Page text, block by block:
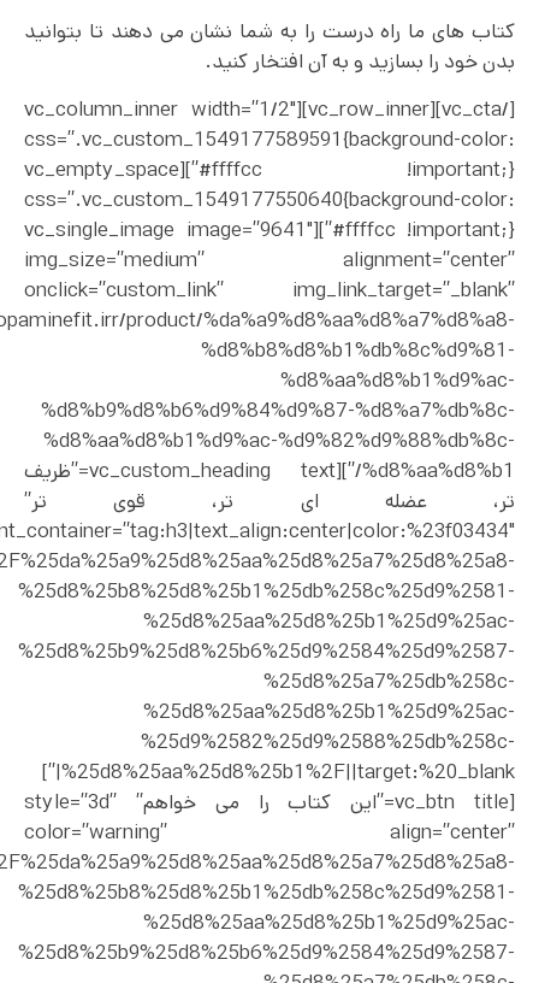
کتاب های ما راه درست را به شما نشان می دهند تا بتوانید
بدن خود را بسازید و به آن افتخار کنید.
[/vc_cta][vc_row_inner][vc_column_inner width=”1/2″
css=”.vc_custom_1549177589591{background-color:
#ffffcc !important;}”][vc_empty_space
css=”.vc_custom_1549177550640{background-color:
#ffffcc !important;}”][vc_single_image image=”9641″
img_size=”medium” alignment=”center”
onclick=”custom_link” img_link_target=”_blank”
product/%da%a9%d8%aa%d8%a7%d8%a8-
%d8%b8%d8%b1%db%8c%d9%81-
%d8%aa%d8%b1%d9%ac-
%d8%b9%d8%b6%d9%84%d9%87-%d8%a7%db%8c-
%d8%aa%d8%b1%d9%ac-%d9%82%d9%88%db%8c-
%d8%aa%d8%b1/”][vc_custom_heading text=”ظریف
تر، عضله ای تر، قوی تر”
%25d8%25b8%25d8%25b1%25db%258c%25d9%2581-
%25d8%25aa%25d8%25b1%25d9%25ac-
%25d8%25b9%25d8%25b6%25d9%2584%25d9%2587-
%25d8%25a7%25db%258c-
%25d8%25aa%25d8%25b1%25d9%25ac-
%25d9%2582%25d9%2588%25db%258c-
%25d8%25aa%25d8%25b1%2F||target:%20_blank|”]
[vc_btn title=”این کتاب را می خواهم” style=”3d”
color=”warning” align=”center”
%25d8%25b8%25d8%25b1%25db%258c%25d9%2581-
%25d8%25aa%25d8%25b1%25d9%25ac-
%25d8%25b9%25d8%25b6%25d9%2584%25d9%2587-